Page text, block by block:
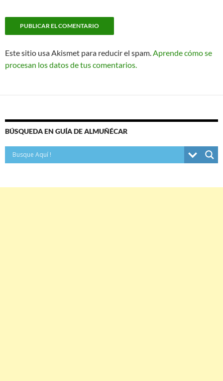
Este sitio usa Akismet para reducir el spam. Aprende cómo se
procesan los datos de tus comentarios.
BÚSQUEDA EN GUÍA DE ALMUÑÉCAR